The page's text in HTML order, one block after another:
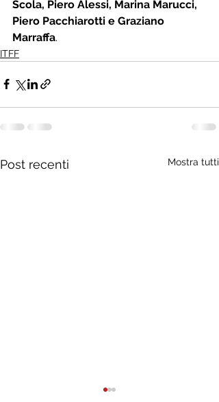
Scola, Piero Alessi, Marina Marucci,
Piero Pacchiarotti e Graziano
Marraffa.
ITFF
Post recenti Mostra tutti